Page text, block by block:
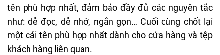
tên phù hợp nhất, đảm bảo đầy đủ các nguyên tắc
như: dễ đọc, dễ nhớ, ngắn gọn… Cuối cùng chốt lại
một cái tên phù hợp nhất dành cho cửa hàng và tệp
khách hàng liên quan.